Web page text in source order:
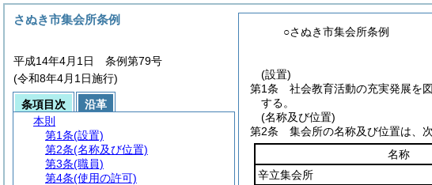
○さぬき市集会所条例
(設置)
第1条
社会教育活動の充実発展を
する。
(名称及び位置)
第2条
集会所の名称及び位置は、
名称
辛立集会所
さぬき市集会所条例
平成14年4月1日 条例第79号
(令和8年4月1日施行)
条項目次
沿革
本則
第1条(設置)
第2条(名称及び位置)
第3条(職員)
第4条(使用の許可)